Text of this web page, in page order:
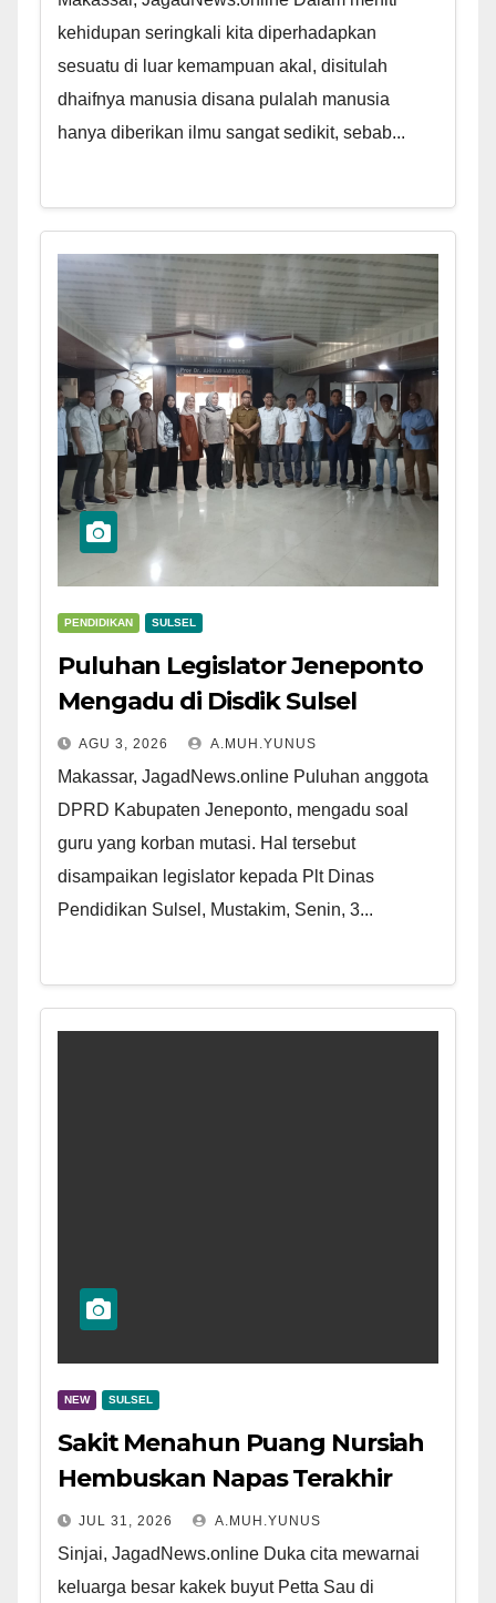
kehidupan seringkali kita diperhadapkan
sesuatu di luar kemampuan akal, disitulah
dhaifnya manusia disana pulalah manusia
hanya diberikan ilmu sangat sedikit, sebab...
PENDIDIKAN SULSEL
Puluhan Legislator Jeneponto
Mengadu di Disdik Sulsel
AGU 3, 2026 A.MUH.YUNUS
Makassar, JagadNews.online Puluhan anggota
DPRD Kabupaten Jeneponto, mengadu soal
guru yang korban mutasi. Hal tersebut
disampaikan legislator kepada Plt Dinas
Pendidikan Sulsel, Mustakim, Senin, 3...
NEW SULSEL
Sakit Menahun Puang Nursiah
Hembuskan Napas Terakhir
JUL 31, 2026 A.MUH.YUNUS
Sinjai, JagadNews.online Duka cita mewarnai
keluarga besar kakek buyut Petta Sau di